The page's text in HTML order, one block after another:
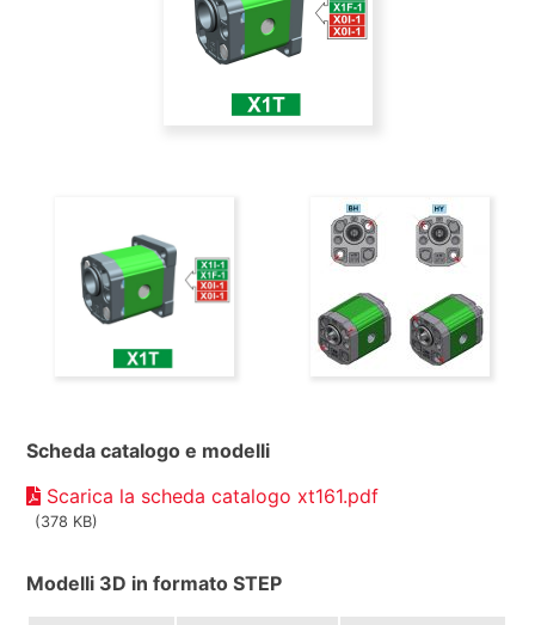
Scheda catalogo e modelli
Scarica la scheda catalogo xt161.pdf
(378 KB)
Modelli 3D in formato STEP